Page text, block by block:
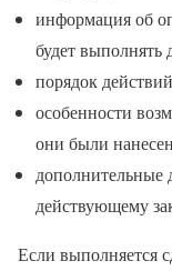
информация об
будет выполнять
порядок
особенности
они были
дополнительные
действующему
Если выполняется